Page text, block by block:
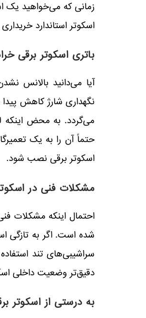
زمانی که می‌خواهید یک
اسکوتر استاندارد
باتری اسکوتر برقی
آیا می‌دانید بالانس
نگهداری شارژ کاهش
می‌گردد. به محض اینکه
حتماً آن را به یک
اسکوتر برقی نصب شود.
مشکلات فنی در
احتمال اینکه مشکلات
شده است. اگر به تازگی
سراشیبی‌های تند
دقیق‌تر وضعیت داخلی
به درستی از اسکوتر